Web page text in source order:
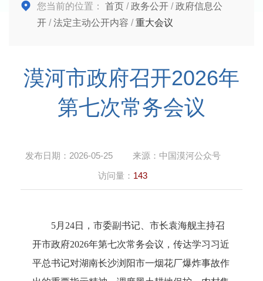
您当前的位置： 首页 /政务公开 /政府信息公
开 /法定主动公开内容 /重大会议
漠河市政府召开2026年
第七次常务会议
发布日期： 2026-05-25 来源： 中国漠河公众号
访问量： 143
5月24日，市委副书记、市长袁海舰主持召
开市政府2026年第七次常务会议，传达学习习近
平总书记对湖南长沙浏阳市一烟花厂爆炸事故作